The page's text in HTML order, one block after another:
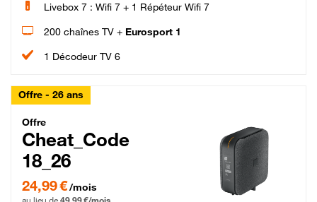
Livebox 7 : Wifi 7 + 1 Répéteur Wifi 7
200 chaînes TV + Eurosport 1
1 Décodeur TV 6
Offre - 26 ans
Cheat_Code Fibre_18_26
Offre
Cheat_Code
18_26
24,99 € par mois pendant 0 mois puis 49,99 € par mois, Sans engagement
24,99 €/mois